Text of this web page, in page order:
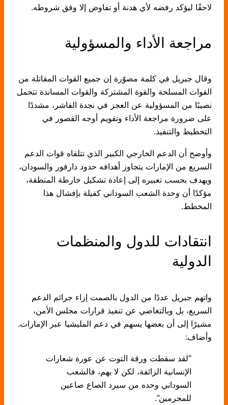
لاحقًا ليؤكد رفضه لأي هدنة أو تفاوض إلا وفق شروطه.
مراجعة الأداء والمسؤولية
وقال جبريل في كلمة مصوّرة إن جميع القوات المقاتلة من
القوات المسلحة والقوة المشتركة والقوات المساندة تتحمل
نصيبًا من المسؤولية عن العجز في نجدة الفاشر، مشددًا
على ضرورة مراجعة الأداء وتقويم أوجه القصور في
التخطيط والتنفيذ.
وأوضح أن الدعم الخارجي الكبير الذي تتلقاه قوات الدعم
السريع من الإمارات يتجاوز أهدافه حدود دارفور والسودان،
ويهدف بحسب تعبيره إلى إعادة تشكيل خارطة المنطقة،
مؤكدًا أن وحدة الشعب السوداني كفيلة بإفشال هذا
المخطط.
انتقادات للدول والمنظمات
الدولية
واتهم جبريل عددًا من الدول بالصمت إزاء جرائم الدعم
السريع، بل وبالتغاضي عن تنفيذ قرارات مجلس الأمن،
مشيرًا إلى أن بعضها يسهم في دعم المليشيا عبر الإمارات.
وأضاف:
“لقد سقطت ورقة التوت عن عورة شعارات
الإنسانية الزائفة، لكن لا يهم، فالشعب
السوداني وحده من سيرد الصاع صاعين
للمجرمين”.